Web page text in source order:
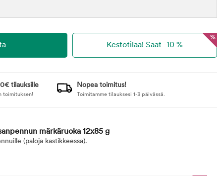
%
tilauksille
toimituksen!
Nopea toimitus!
Toimitamme tilauksesi 1-3 päivässä.
märkäruoka 12x85 g
(paloja kastikkeessa).